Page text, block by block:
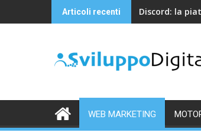
to
Articoli recenti Discord: la
WEB MARKETING